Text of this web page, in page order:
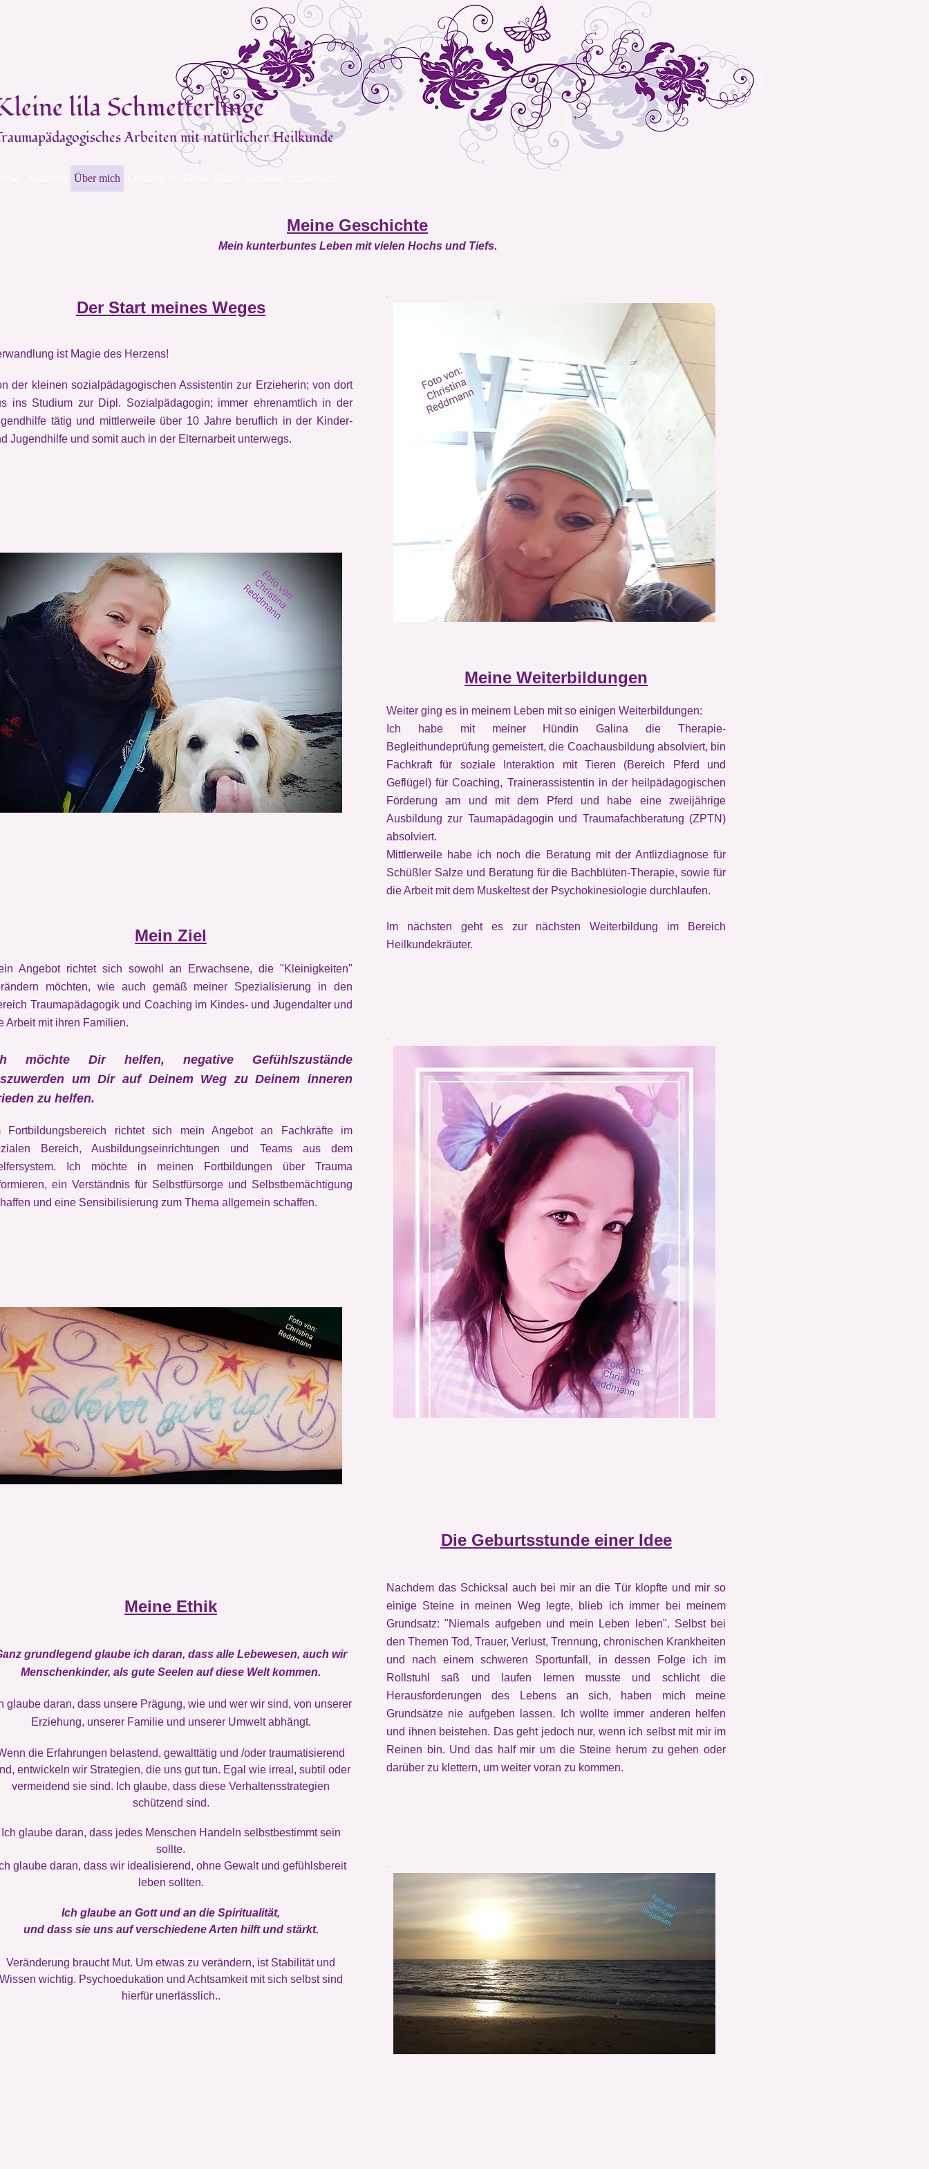
lila Schmetterlinge
Arbeiten mit natürlicher Heilkunde
Über mich
Meine Geschichte
Mein kunterbuntes Leben mit vielen Hochs und Tiefs.
Der Start meines Weges
ist Magie des Herzens!
der kleinen sozialpädagogischen Assistentin zur Erzieherin; von dort
ins Studium zur Dipl. Sozialpädagogin; immer ehrenamtlich in der
tätig und mittlerweile über 10 Jahre beruflich in der Kinder-
Jugendhilfe und somit auch in der Elternarbeit unterwegs.
Mein Ziel
Angebot richtet sich sowohl an Erwachsene, die "Kleinigkeiten"
möchten, wie auch gemäß meiner Spezialisierung in den
Traumapädagogik und Coaching im Kindes- und Jugendalter und
Arbeit mit ihren Familien.
möchte Dir helfen, negative Gefühlszustände
um Dir auf Deinem Weg zu Deinem inneren
zu helfen.
Fortbildungsbereich richtet sich mein Angebot an Fachkräfte im
Bereich, Ausbildungseinrichtungen und Teams aus dem
Ich möchte in meinen Fortbildungen über Trauma
ein Verständnis für Selbstfürsorge und Selbstbemächtigung
und eine Sensibilisierung zum Thema allgemein schaffen.
Meine Ethik
grundlegend glaube ich daran, dass alle Lebewesen, auch wir
Menschenkinder, als gute Seelen auf diese Welt kommen.
glaube daran, dass unsere Prägung, wie und wer wir sind, von unserer
Erziehung, unserer Familie und unserer Umwelt abhängt.
die Erfahrungen belastend, gewalttätig und /oder traumatisierend
entwickeln wir Strategien, die uns gut tun. Egal wie irreal, subtil oder
vermeidend sie sind. Ich glaube, dass diese Verhaltensstrategien
schützend sind.
Ich glaube daran, dass jedes Menschen Handeln selbstbestimmt sein
sollte.
glaube daran, dass wir idealisierend, ohne Gewalt und gefühlsbereit
leben sollten.
Ich glaube an Gott und an die Spiritualität,
und dass sie uns auf verschiedene Arten hilft und stärkt.
Veränderung braucht Mut. Um etwas zu verändern, ist Stabilität und
wichtig. Psychoedukation und Achtsamkeit mit sich selbst sind
hierfür unerlässlich..
Meine Weiterbildungen
Weiter ging es in meinem Leben mit so einigen Weiterbildungen:
Ich habe mit meiner Hündin Galina die Therapie-
Begleithundeprüfung gemeistert, die Coachausbildung absolviert, bin
Fachkraft für soziale Interaktion mit Tieren (Bereich Pferd und
Geflügel) für Coaching, Trainerassistentin in der heilpädagogischen
Förderung am und mit dem Pferd und habe eine zweijährige
Ausbildung zur Taumapädagogin und Traumafachberatung (ZPTN)
absolviert.
Mittlerweile habe ich noch die Beratung mit der Antlizdiagnose für
Schüßler Salze und Beratung für die Bachblüten-Therapie, sowie für
die Arbeit mit dem Muskeltest der Psychokinesiologie durchlaufen.
Im nächsten geht es zur nächsten Weiterbildung im Bereich
Heilkundekräuter.
Die Geburtsstunde einer Idee
Nachdem das Schicksal auch bei mir an die Tür klopfte und mir so
einige Steine in meinen Weg legte, blieb ich immer bei meinem
Grundsatz: "Niemals aufgeben und mein Leben leben". Selbst bei
den Themen Tod, Trauer, Verlust, Trennung, chronischen Krankheiten
und nach einem schweren Sportunfall, in dessen Folge ich im
Rollstuhl saß und laufen lernen musste und schlicht die
Herausforderungen des Lebens an sich, haben mich meine
Grundsätze nie aufgeben lassen. Ich wollte immer anderen helfen
und ihnen beistehen. Das geht jedoch nur, wenn ich selbst mit mir im
Reinen bin. Und das half mir um die Steine herum zu gehen oder
darüber zu klettern, um weiter voran zu kommen.